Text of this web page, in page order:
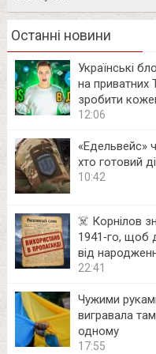
Останні новини
Українські
на приватних
зробити
12:06
«Едельвейс»
хто готовий
10:42
☠️ Корнілов
1941‑го, щоб
від
22:41
Чужими
вигравала
одному
17:55